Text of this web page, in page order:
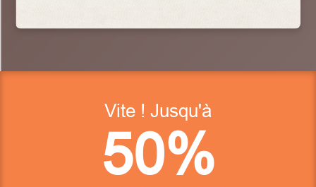
Vite ! Jusqu'à
50%